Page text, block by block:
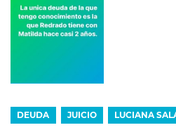
DEUDA JUICIO LUCIANA